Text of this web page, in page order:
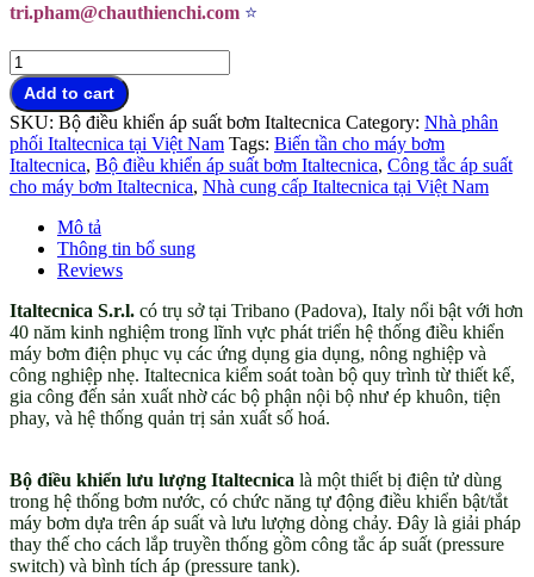
tri.pham@chauthienchi.com ⭐
Bộ
điều
khiển
lưu
lượng
Italtecnica
cho
bơm
quantity
Add to cart
SKU: Bộ điều khiển áp suất bơm Italtecnica Category: Nhà phân
phối Italtecnica tại Việt Nam Tags: Biến tần cho máy bơm
Italtecnica, Bộ điều khiển áp suất bơm Italtecnica, Công tắc áp suất
cho máy bơm Italtecnica, Nhà cung cấp Italtecnica tại Việt Nam
Mô tả
Thông tin bổ sung
Reviews
Italtecnica S.r.l. có trụ sở tại Tribano (Padova), Italy nổi bật với hơn
40 năm kinh nghiệm trong lĩnh vực phát triển hệ thống điều khiển
máy bơm điện phục vụ các ứng dụng gia dụng, nông nghiệp và
công nghiệp nhẹ. Italtecnica kiểm soát toàn bộ quy trình từ thiết kế,
gia công đến sản xuất nhờ các bộ phận nội bộ như ép khuôn, tiện
phay, và hệ thống quản trị sản xuất số hoá.
Bộ điều khiển lưu lượng Italtecnica là một thiết bị điện tử dùng
trong hệ thống bơm nước, có chức năng tự động điều khiển bật/tắt
máy bơm dựa trên áp suất và lưu lượng dòng chảy. Đây là giải pháp
thay thế cho cách lắp truyền thống gồm công tắc áp suất (pressure
switch) và bình tích áp (pressure tank).